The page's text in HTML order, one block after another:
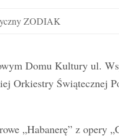
ZODIAK
Domu Kultury ul.
Orkiestry Świątecznej
„Habanerę” z opery